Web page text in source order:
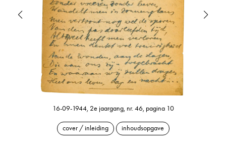
16-09-1944, 2e jaargang, nr. 46, pagina 10
cover / inleiding inhoudsopgave